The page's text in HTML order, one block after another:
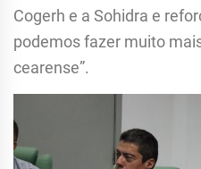
Cogerh e a Sohidra e
podemos fazer muito
cearense”.